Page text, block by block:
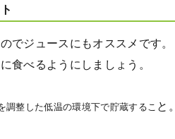
でジュースにもオススメです。
食べるようにしましょう。
整した低温の環境下で貯蔵するこ と。